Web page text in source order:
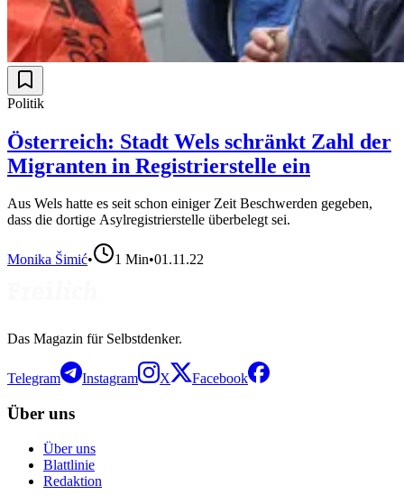
Politik
Österreich: Stadt Wels schränkt Zahl der
Migranten in Registrierstelle ein
Aus Wels hatte es seit schon einiger Zeit Beschwerden gegeben,
dass die dortige Asylregistrierstelle überbelegt sei.
Monika Šimić• 1 Min•01.11.22
Das Magazin für Selbstdenker.
Telegram Instagram X Facebook
Über uns
Über uns
Blattlinie
Redaktion